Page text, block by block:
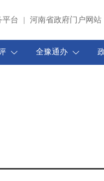
平台 | 河南省政府门户网站
全豫通办